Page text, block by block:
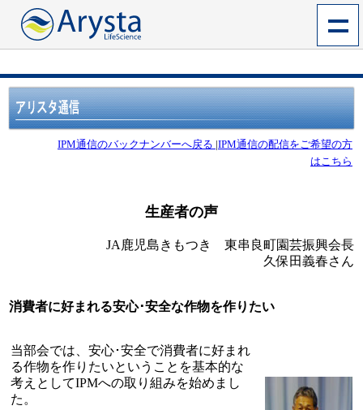
IPM通信のバックナンバーへ戻る |IPM通信の配信をご希望の方
はこちら
生産者の声
JA鹿児島きもつき 東串良町園芸振興会長
久保田義春さん
消費者に好まれる安心･安全な作物を作りたい
当部会では、安心･安全で消費者に好まれ
る作物を作りたいということを基本的な
考えとしてIPMへの取り組みを始めまし
た。